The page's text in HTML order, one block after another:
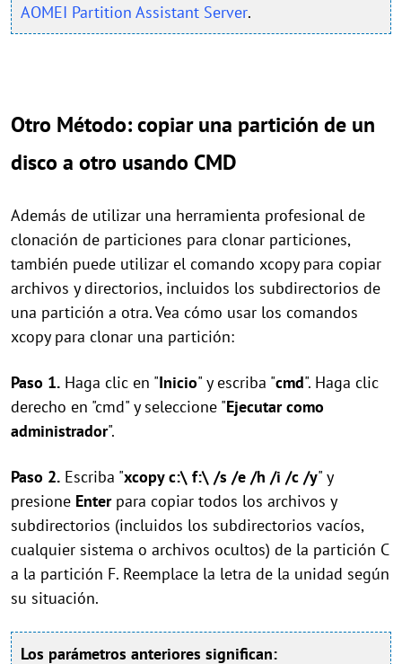
AOMEI Partition Assistant Server.
Otro Método: copiar una partición de un
disco a otro usando CMD
Además de utilizar una herramienta profesional de
clonación de particiones para clonar particiones,
también puede utilizar el comando xcopy para copiar
archivos y directorios, incluidos los subdirectorios de
una partición a otra. Vea cómo usar los comandos
xcopy para clonar una partición:
Paso 1. Haga clic en "Inicio" y escriba "cmd". Haga clic
derecho en "cmd" y seleccione "Ejecutar como
administrador".
Paso 2. Escriba "xcopy c:\ f:\ /s /e /h /i /c /y" y
presione Enter para copiar todos los archivos y
subdirectorios (incluidos los subdirectorios vacíos,
cualquier sistema o archivos ocultos) de la partición C
a la partición F. Reemplace la letra de la unidad según
su situación.
Los parámetros anteriores significan: